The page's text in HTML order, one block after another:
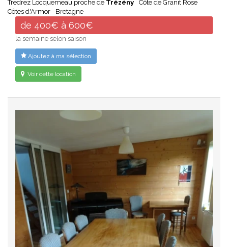
Tredrez Locquemeau proche de Trézény
Côte de Granit Rose
Côtes d'Armor
Bretagne
de 400€ à 600€
la semaine selon saison
Ajoutez à ma sélection
Voir cette location